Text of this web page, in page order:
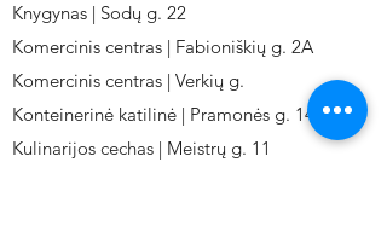
Knygynas | Sodų g. 22
Komercinis centras | Fabioniškių g. 2A
Komercinis centras | Verkių g.
Konteinerinė katilinė | Pramonės g. 141
Kulinarijos cechas | Meistrų g. 11